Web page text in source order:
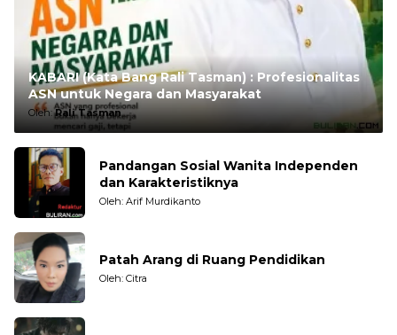
KABARI (Kata Bang Rali Tasman) : Profesionalitas
ASN untuk Negara dan Masyarakat
Oleh:Rali Tasman
Pandangan Sosial Wanita Independen
dan Karakteristiknya
Oleh: Arif Murdikanto
Patah Arang di Ruang Pendidikan
Oleh: Citra